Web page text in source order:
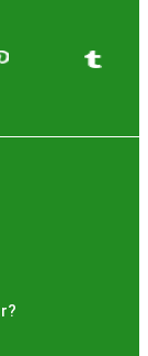
unutulmaz
herkesi
ve